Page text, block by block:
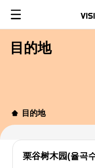
目的地
目的地
栗谷树木园(율곡